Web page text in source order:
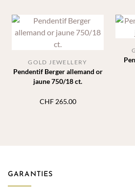
Pendentif Berger allemand or
jaune 750/18 ct.
GOLD JEWELLERY
CHF265.00
GARANTIES